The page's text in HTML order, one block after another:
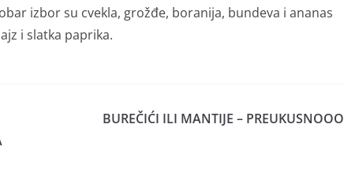
izbor su cvekla, grožđe, boranija, bundeva i ananas
i slatka paprika.
BUREČIĆI ILI MANTIJE – PREUKUSNOOO